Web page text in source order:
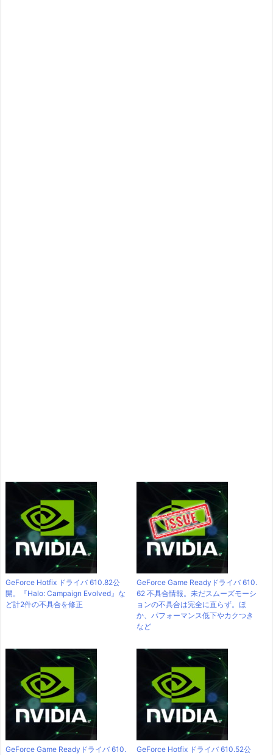
GeForce Hotfix ドライバ 610.82公
開。『Halo: Campaign Evolved』な
ど計2件の不具合を修正
GeForce Game Readyドライバ 610.
62 不具合情報。未だスムーズモーシ
ョンの不具合は完全に直らず。ほ
か、パフォーマンス低下やカクつき
など
GeForce Game Readyドライバ 610.
GeForce Hotfix ドライバ 610.52公